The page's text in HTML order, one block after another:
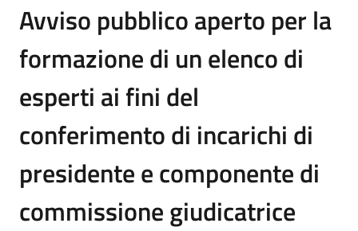
Avviso pubblico aperto per la
formazione di un elenco di
esperti ai fini del
conferimento di incarichi di
presidente e componente di
commissione giudicatrice